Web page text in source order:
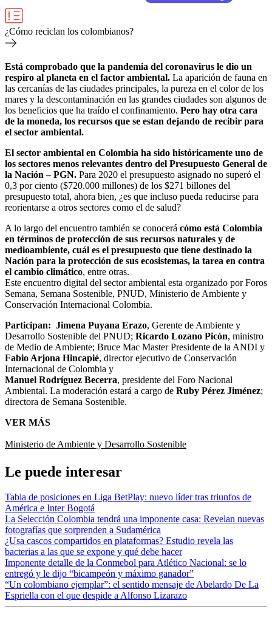
¿Cómo reciclan los colombianos?
Está comprobado que la pandemia del coronavirus le dio un
respiro al planeta en el factor ambiental. La aparición de fauna en
las cercanías de las ciudades principales, la pureza en el color de los
mares y la descontaminación en las grandes ciudades son algunos de
los beneficios que ha traído el confinamiento. Pero hay otra cara
de la moneda, los recursos que se estan dejando de recibir para
el sector ambiental.
El sector ambiental en Colombia ha sido históricamente uno de
los sectores menos relevantes dentro del Presupuesto General de
la Nación – PGN. Para 2020 el presupuesto asignado no superó el
0,3 por ciento ($720.000 millones) de los $271 billones del
presupuesto total, ahora bien, ¿es que incluso pueda reducirse para
reorientarse a otros sectores como el de salud?
A lo largo del encuentro también se conocerá cómo está Colombia
en términos de protección de sus recursos naturales y de
medioambiente, cuál es el presupuesto que tiene destinado la
Nación para la protección de sus ecosistemas, la tarea en contra
el cambio climático, entre otras.
Este encuentro digital del sector ambiental esta organizado por Foros
Semana, Semana Sostenible, PNUD, Ministerio de Ambiente y
Conservación Internacional Colombia.
Participan: Jimena Puyana Erazo, Gerente de Ambiente y
Desarrollo Sostenible del PNUD; Ricardo Lozano Picón, ministro
de Medio de Ambiente; Bruce Mac Master Presidente de la ANDI y
Fabio Arjona Hincapié, director ejecutivo de Conservación
Internacional de Colombia y
Manuel Rodríguez Becerra, presidente del Foro Nacional
Ambiental. La moderación estará a cargo de Ruby Pérez Jiménez;
directora de Semana Sostenible.
VER MÁS
Ministerio de Ambiente y Desarrollo Sostenible
Le puede interesar
Tabla de posiciones en Liga BetPlay: nuevo líder tras triunfos de
América e Inter Bogotá
La Selección Colombia tendrá una imponente casa: Revelan nuevas
fotografías que sorprenden a Sudamérica
¿Usa cascos compartidos en plataformas? Estudio revela las
bacterias a las que se expone y qué debe hacer
Imponente detalle de la Conmebol para Atlético Nacional: se lo
entregó y le dijo “bicampeón y máximo ganador”
“Un colombiano ejemplar”: el sentido mensaje de Abelardo De La
Espriella con el que despide a Alfonso Lizarazo